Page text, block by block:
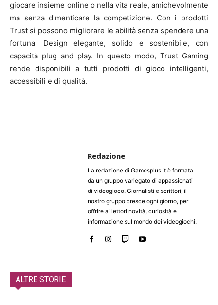
giocare insieme online o nella vita reale, amichevolmente
ma senza dimenticare la competizione. Con i prodotti
Trust si possono migliorare le abilità senza spendere una
fortuna. Design elegante, solido e sostenibile, con
capacità plug and play. In questo modo, Trust Gaming
rende disponibili a tutti prodotti di gioco intelligenti,
accessibili e di qualità.
Redazione
La redazione di Gamesplus.it è formata
da un gruppo variegato di appassionati
di videogioco. Giornalisti e scrittori, il
nostro gruppo cresce ogni giorno, per
offrire ai lettori novità, curiosità e
informazione sul mondo dei videogiochi.
ALTRE STORIE